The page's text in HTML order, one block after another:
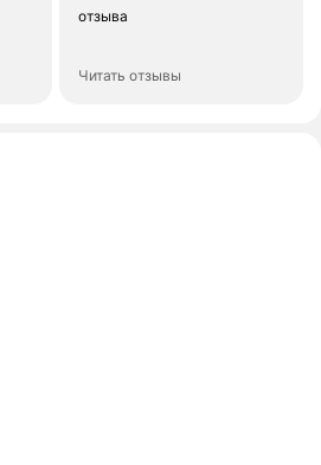
отзыва
Читать отзывы